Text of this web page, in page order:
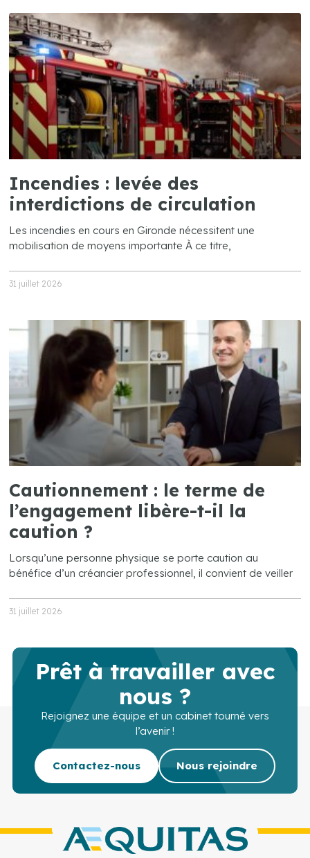
Incendies : levée des
interdictions de circulation
Les incendies en cours en Gironde nécessitent une
mobilisation de moyens importante À ce titre,
31 juillet 2026
Cautionnement : le terme de
l’engagement libère-t-il la
caution ?
Lorsqu’une personne physique se porte caution au
bénéfice d’un créancier professionnel, il convient de veiller
31 juillet 2026
Prêt à travailler avec
nous ?
Rejoignez une équipe et un cabinet tourné vers
l’avenir !
Contactez-nous Nous rejoindre